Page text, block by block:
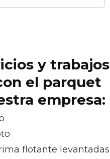
y trabajos
el parquet
empresa:
flotante levantadas